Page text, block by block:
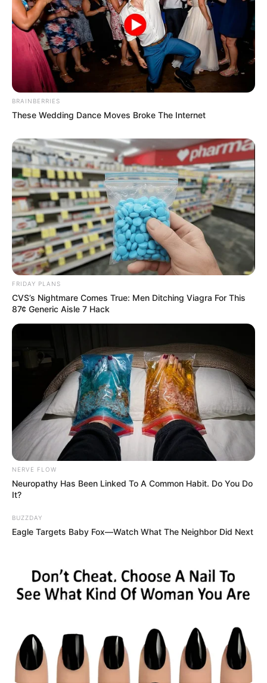
BRAINBERRIES
These Wedding Dance Moves Broke The Internet
FRIDAY PLANS
CVS’s Nightmare Comes True: Men Ditching Viagra For This
87¢ Generic Aisle 7 Hack
NERVE FLOW
Neuropathy Has Been Linked To A Common Habit. Do You Do
It?
BUZZDAY
Eagle Targets Baby Fox—Watch What The Neighbor Did Next